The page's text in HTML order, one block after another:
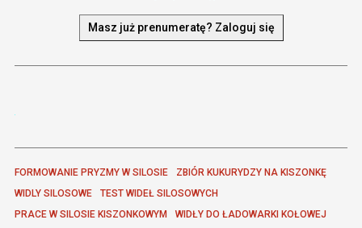
Masz już prenumeratę? Zaloguj się
FORMOWANIE PRYZMY W SILOSIE
ZBIÓR KUKURYDZY NA KISZONKĘ
WIDLY SILOSOWE
TEST WIDEŁ SILOSOWYCH
PRACE W SILOSIE KISZONKOWYM
WIDŁY DO ŁADOWARKI KOŁOWEJ